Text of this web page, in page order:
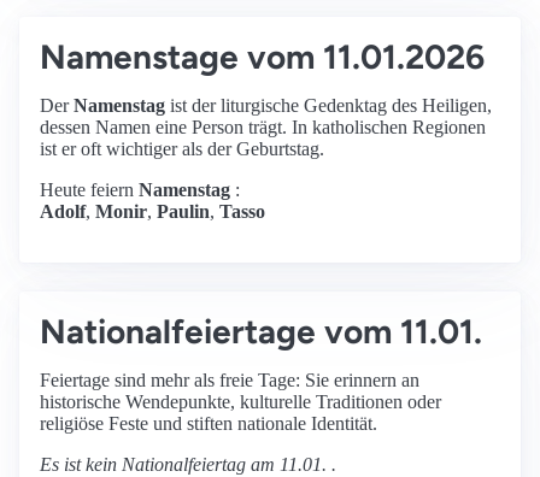
Namenstage vom 11.01.2026
DerNamenstag ist der liturgische Gedenktag des Heiligen,
dessen Namen eine Person trägt. In katholischen Regionen
ist er oft wichtiger als der Geburtstag.
Heute feiern Namenstag :
Adolf, Monir, Paulin, Tasso
Nationalfeiertage vom 11.01.
Feiertage sind mehr als freie Tage: Sie erinnern an
historische Wendepunkte, kulturelle Traditionen oder
religiöse Feste und stiften nationale Identität.
Es ist kein Nationalfeiertag am 11.01. .